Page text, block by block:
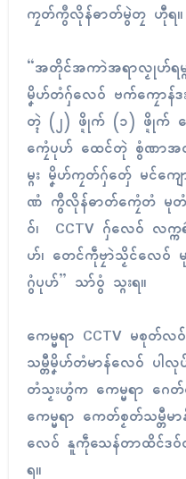
ကၠတ်ကွဳလိုန်ဓာတ်မွဲတၠ ဟီုရ။
“အတိုၚ်အကာဲအရာလၟုဟ်ရမ္
မၞိဟ်တံဂှ်လေဝ် ဗက်ကၠောန်ဒး
တ္ၚဲ (၂) ဖ္ဍိုက် (၁) ဖ္ဍိုက်
ကၠေံပုဟ် ထေၚ်တုဲ စွံဏာ
မ္ဂး မၞိဟ်ကၠတ်ဂှ်တှ်ေ မၚ်က
ဏံ ကွဳလိုန်ဓာတ်ကၠေံတံ မု
ဝ်၊ CCTV ဂှ်လေဝ် လ
ဟ်၊ တေၚ်ကဵုဗၠာဲသၟိၚ်လေဝ်
ဂွံပုဟ်” သာ်ဝွံ သ္ဂးရ။
ကေမ္မရာ CCTV မစုတ်
သမ္တီမၞိဟ်တံမာန်လေဝ် ပါ
တံသၟးဟွံက ကေမ္မရာ ဂေ
ကေမ္မရာ ကေတ်စၟတ်သမ္တီမ
လေဝ် နူကဵုသေန်တာထိၚ်ဒဝ်
ရ။